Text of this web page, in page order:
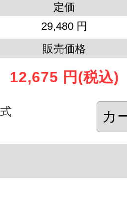
定価
29,480 円
販売価格
12,675 円 (税込)
式